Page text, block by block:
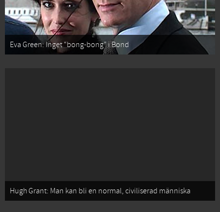
Eva Green: Inget “bong-bong” i Bond
Hugh Grant: Man kan bli en normal, civiliserad människa